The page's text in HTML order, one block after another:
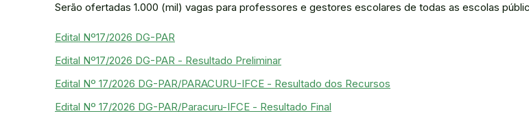
Serão ofertadas 1.000 (mil) vagas para professores e gestores escolares de todas as escolas
Edital Nº17/2026 DG-PAR
Edital Nº17/2026 DG-PAR - Resultado Preliminar
Edital Nº 17/2026 DG-PAR/PARACURU-IFCE - Resultado dos Recursos
Edital Nº 17/2026 DG-PAR/Paracuru-IFCE - Resultado Final